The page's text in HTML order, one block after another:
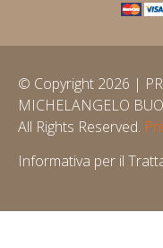
© Copyright 2026 |
MICHELANGELO
All Rights Reserved.
Informativa per il